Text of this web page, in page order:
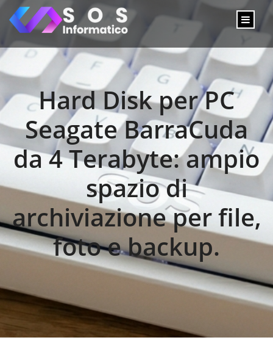
Hard Disk per PC
Seagate BarraCuda
da 4 Terabyte: ampio
spazio di
archiviazione per file,
foto e backup.